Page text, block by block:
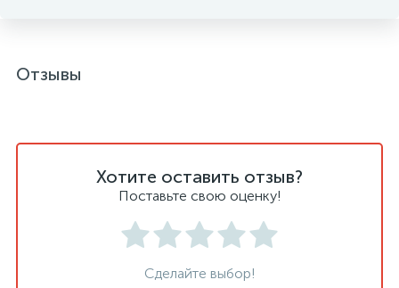
Отзывы
Хотите оставить отзыв?
Поставьте свою оценку!
Сделайте выбор!